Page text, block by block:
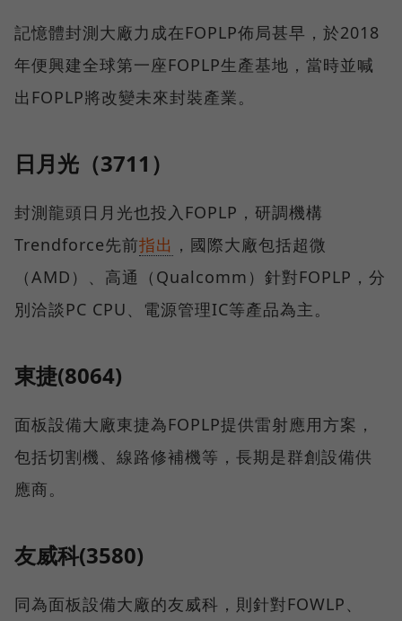
記憶體封測大廠力成在FOPLP佈局甚早，於2018
年便興建全球第一座FOPLP生產基地，當時並喊
出FOPLP將改變未來封裝產業。
日月光（3711）
封測龍頭日月光也投入FOPLP，研調機構
Trendforce先前指出 ，國際大廠包括超微
（AMD）、高通（Qualcomm）針對FOPLP，分
別洽談PC CPU、電源管理IC等產品為主。
東捷(8064)
面板設備大廠東捷為FOPLP提供雷射應用方案，
包括切割機、線路修補機等，長期是群創設備供
應商。
友威科(3580)
同為面板設備大廠的友威科，則針對FOWLP、